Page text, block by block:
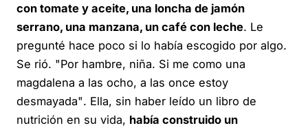
con tomate y aceite, una loncha de jamón
serrano, una manzana, un café con leche. Le
pregunté hace poco si lo había escogido por algo.
Se rió. "Por hambre, niña. Si me como una
magdalena a las ocho, a las once estoy
desmayada". Ella, sin haber leído un libro de
nutrición en su vida, había construido un